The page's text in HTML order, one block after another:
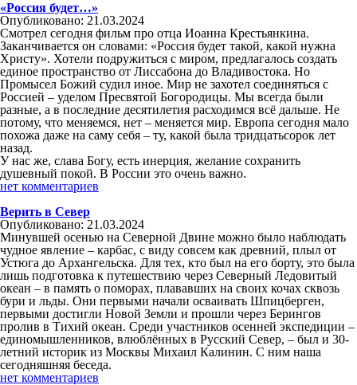
«Россия будет…»
Опубликовано: 21.03.2024
Смотрел сегодня фильм про отца Иоанна Крестьянкина.
Заканчивается он словами: «Россия будет такой, какой нужна
Христу». Хотели подружиться с миром, предлагалось создать
единое пространство от Лиссабона до Владивостока. Но
Промысел Божий судил иное. Мир не захотел соединяться с
Россией – уделом Пресвятой Богородицы. Мы всегда были
разные, а в последние десятилетия расходимся всё дальше. Не
потому, что меняемся, нет – меняется мир. Европа сегодня мало
похожа даже на саму себя – ту, какой была тридцатьсорок лет
назад.
У нас же, слава Богу, есть инерция, желание сохранить
душевный покой. В России это очень важно.
нет комментариев
Верить в Север
Опубликовано: 21.03.2024
Минувшей осенью на Северной Двине можно было наблюдать
чудное явление – карбас, с виду совсем как древний, плыл от
Устюга до Архангельска. Для тех, кто был на его борту, это была
лишь подготовка к путешествию через Северный Ледовитый
океан – в память о поморах, плававших на своих кочах сквозь
бури и льды. Они первыми начали осваивать Шпицберген,
первыми достигли Новой Земли и прошли через Берингов
пролив в Тихий океан. Среди участников осенней экспедиции –
единомышленников, влюблённых в Русский Север, – был и 30-
летний историк из Москвы Михаил Калинин. С ним наша
сегодняшняя беседа.
нет комментариев